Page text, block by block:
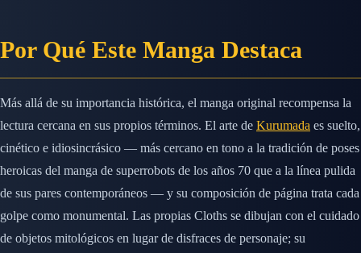
Por Qué Este Manga Destaca
Más allá de su importancia histórica, el manga original recompensa la
lectura cercana en sus propios términos. El arte de Kurumada es suelto,
cinético e idiosincrásico — más cercano en tono a la tradición de poses
heroicas del manga de superrobots de los años 70 que a la línea pulida
de sus pares contemporáneos — y su composición de página trata cada
golpe como monumental. Las propias Cloths se dibujan con el cuidado
de objetos mitológicos en lugar de disfraces de personaje; su